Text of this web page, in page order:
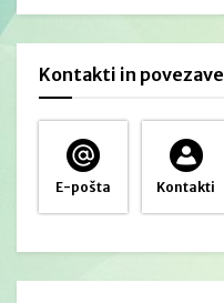
Kontakti in povezave
E-pošta Kontakti